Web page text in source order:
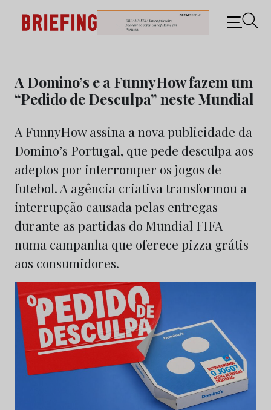
content
Briefing: Todas as notícias sobre os negócios do
Marketing e da Publicidade
A Domino’s e a FunnyHow fazem um
“Pedido de Desculpa” neste Mundial
A FunnyHow assina a nova publicidade da
Domino’s Portugal, que pede desculpa aos
adeptos por interromper os jogos de
futebol. A agência criativa transformou a
interrupção causada pelas entregas
durante as partidas do Mundial FIFA
numa campanha que oferece pizza grátis
aos consumidores.